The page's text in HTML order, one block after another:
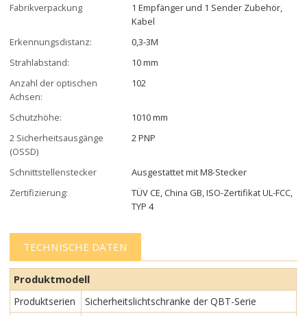
Fabrikverpackung
1 Empfänger und 1 Sender Zubehör,
Kabel
Erkennungsdistanz:
0,3-3M
Strahlabstand:
10 mm
Anzahl der optischen
Achsen:
102
Schutzhöhe:
1010 mm
2 Sicherheitsausgänge
(OSSD)
2 PNP
Schnittstellenstecker
Ausgestattet mit M8-Stecker
Zertifizierung:
TÜV CE, China GB, ISO-Zertifikat UL-FCC,
TYP 4
TECHNISCHE DATEN
Produktmodell
Produktserien
Sicherheitslichtschranke der QBT-Serie